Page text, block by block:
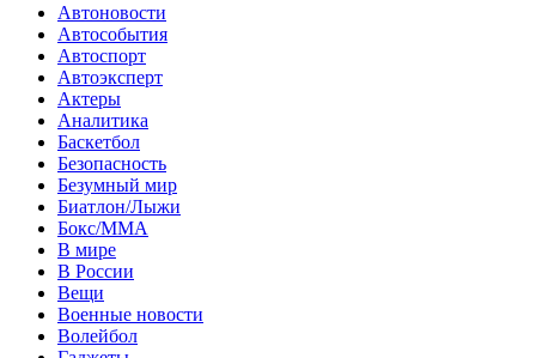
Автоновости
Автособытия
Автоспорт
Автоэксперт
Актеры
Аналитика
Баскетбол
Безопасность
Безумный мир
Биатлон/Лыжи
Бокс/MMA
В мире
В России
Вещи
Военные новости
Волейбол